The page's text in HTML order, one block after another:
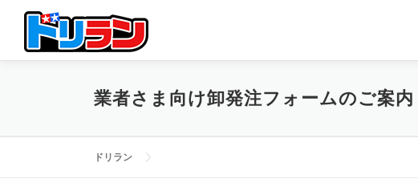
ン
業者さま向け卸発注フォームのご案内
ドリラン